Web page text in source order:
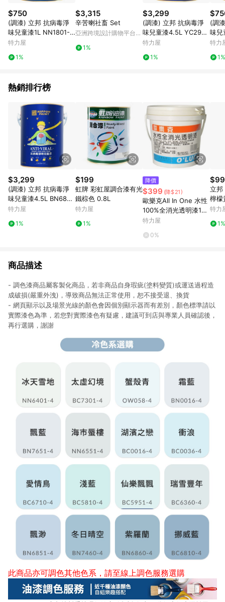
$750
(調漆) 立邦 抗病毒淨
味兒童漆1L NN1801-4
櫻花彩
特力屋
1%
$3,315
辛苦喇社畜 Set
亞洲跨境設計購物平台
1%
$3,299
(調漆) 立邦 抗病毒淨
味兒童漆4.5L YC2901
-4 琥珀彩
特力屋
1%
(調
味兒
霜藍
特力
1%
熱銷排行榜
$3,299
(調漆) 立邦 抗病毒淨
味兒童漆4.5L BN6860
-4 紫羅蘭
特力屋
1%
$199
虹牌 彩虹屋調合漆有光
鐵棕色 0.8L
特力屋
1%
降價
$399 (降$21)
歐樂克All In One 水性
100%全消光透明漆1公
升1公升
特力屋
0%
$99
立邦
檸
特力
1%
商品描述
- 調色漆商品屬客製化商品，若非商品自身瑕疵(塗料變質)或運送過程造
成破損(嚴重外洩)，導致商品無法正常使用，恕不接受退、換貨
- 網頁顯示以及場景光線的顏色會因個別顯示器而有差別，顏色標準請以
實際漆色為準，若您對實際漆色有疑慮，建議可到店與專業人員確認後，
再行選購，謝謝
此商品亦可調色其他色系，請至線上調色服務選購